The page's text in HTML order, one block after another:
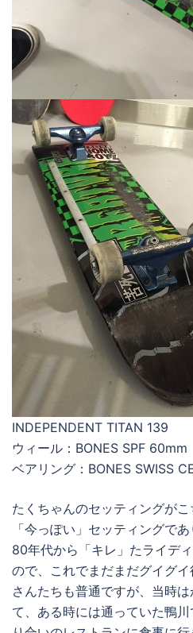
INDEPENDENT TITAN 139
ウィール：BONES SPF 60mm
ベアリング：BONES SWISS
たくちゃんのセッティングが
「今っぽい」セッティングで
80年代から「キレ」たライデ
ので、これでまだまだグイグ
さんたちも普通ですが、当時
て、ある時には通っていた鴨